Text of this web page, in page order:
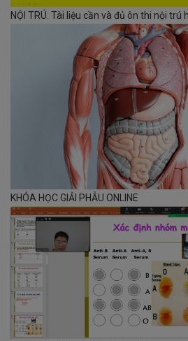
NỘI TRÚ. Tài liệu cần và đủ ôn thi nội trú
KHÓA HỌC GIẢI PHẪU ONLINE